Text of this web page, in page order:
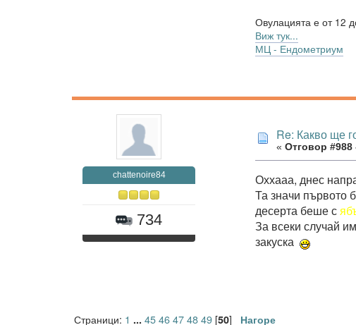
Овулацията е от 12
Виж тук...
МЦ - Ендометриум
chattenoire84
734
Re: Какво ще
« Отговор #988
Оххааа, днес
Та значи първото
десерта беше с
За всеки случай
закуска
Страници: 1 ... 4546474849[50] Нагоре